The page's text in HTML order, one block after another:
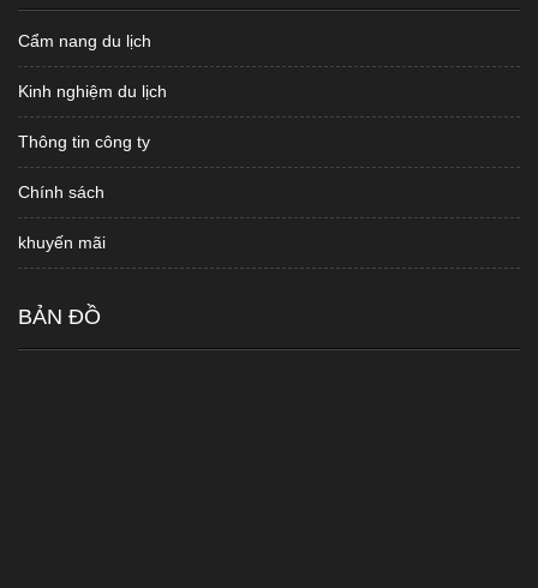
Cẩm nang du lịch
Kinh nghiệm du lịch
Thông tin công ty
Chính sách
khuyến mãi
BẢN ĐỒ